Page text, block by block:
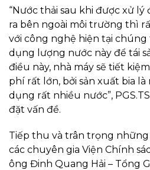
“Nước thải sau khi được xử
ra bên ngoài môi trường thì
với công nghệ hiện tại
dụng lượng nước này để tái
điều này, nhà máy sẽ tiết
phí rất lớn, bởi sản xuất bia
dụng rất nhiều nước”,
đặt vấn đề.
Tiếp thu và trân trọng
các chuyên gia Viện Chính
ông Đinh Quang Hải – Tổng